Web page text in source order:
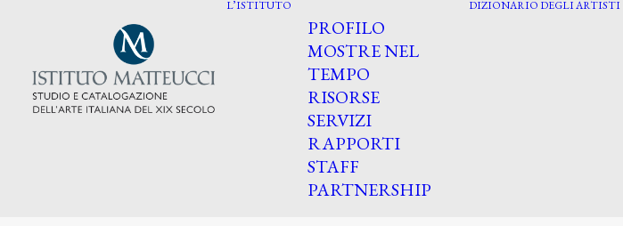
L’ISTITUTO
PROFILO
MOSTRE NEL
TEMPO
RISORSE
SERVIZI
RAPPORTI
STAFF
PARTNERSHIP
DIZIONARIO DEGLI ARTISTI